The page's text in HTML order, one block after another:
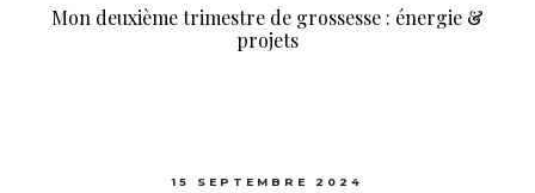
Mon deuxième trimestre de grossesse : énergie &
projets
15 SEPTEMBRE 2024